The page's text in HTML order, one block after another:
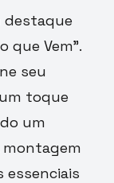
destaque
que Vem”.
seu
toque
um
montagem
essenciais